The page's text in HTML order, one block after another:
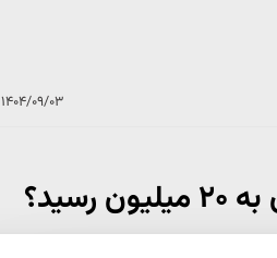
۱۴۰۴/۰۹/۰۳ ۰۷:۴۴:۰۰